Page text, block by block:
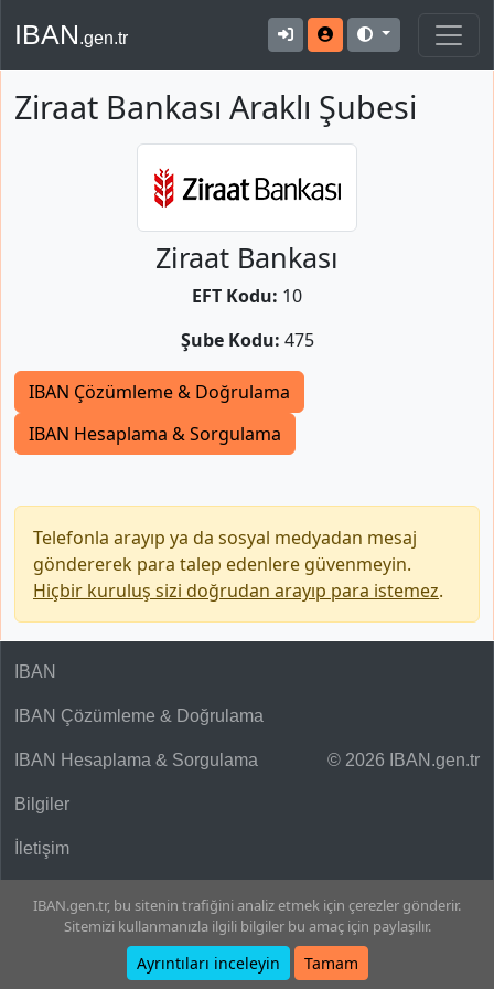
IBAN.gen.tr
Ziraat Bankası Araklı Şubesi
Ziraat Bankası
EFT Kodu: 10
Şube Kodu: 475
IBAN Çözümleme & Doğrulama
IBAN Hesaplama & Sorgulama
Telefonla arayıp ya da sosyal medyadan mesaj
göndererek para talep edenlere güvenmeyin.
Hiçbir kuruluş sizi doğrudan arayıp para istemez.
© 2026 IBAN.gen.tr
IBAN
IBAN Çözümleme & Doğrulama
IBAN Hesaplama & Sorgulama
Bilgiler
İletişim
IBAN.gen.tr, bu sitenin trafiğini analiz etmek için çerezler gönderir.
Sitemizi kullanmanızla ilgili bilgiler bu amaç için paylaşılır.
Ayrıntıları inceleyin Tamam